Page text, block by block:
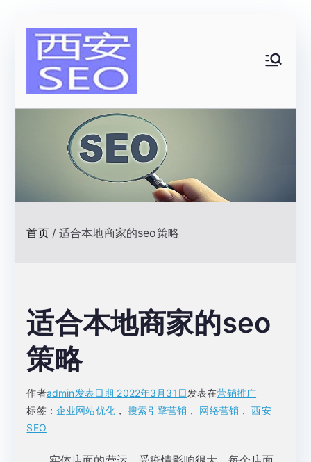
网站排名优
化顾问|一
名网络技术
首页 适合本地商家的seo策略
适合本地商家的seo
策略
作者admin发表日期 2022年3月31日发表在营销推广
标签： 企业网站优化，搜索引擎营销 ， 网络营销 ，西安
SEO